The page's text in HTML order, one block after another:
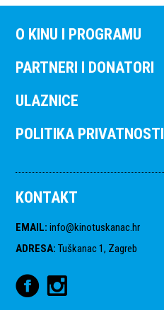
O KINU I PROGRAMU
PARTNERI I DONATORI
ULAZNICE
POLITIKA PRIVATNOSTI
KONTAKT
EMAIL: info@kinotuskanac.hr
ADRESA: Tuškanac 1, Zagreb